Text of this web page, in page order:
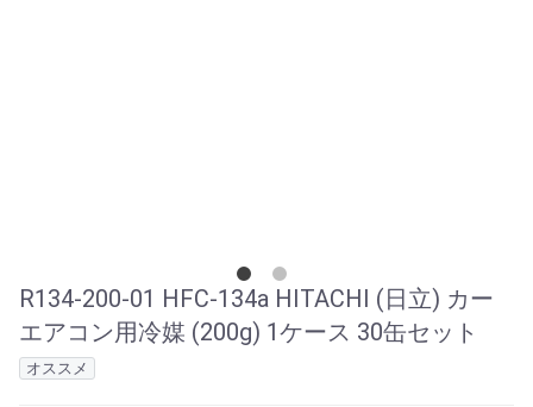
R134-200-01 HFC-134a HITACHI (日立) カー
エアコン用冷媒 (200g) 1ケース 30缶セット
オススメ